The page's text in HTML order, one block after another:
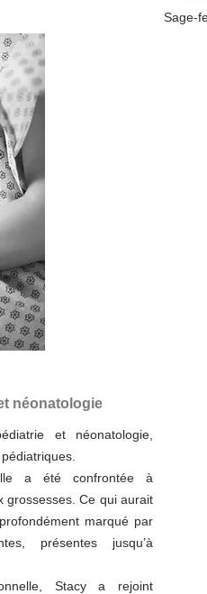
néonatologie
et néonatologie,
a été confrontée à
grossesses. Ce qui aurait
marqué par
présentes jusqu’à
Stacy a rejoint
Sage-